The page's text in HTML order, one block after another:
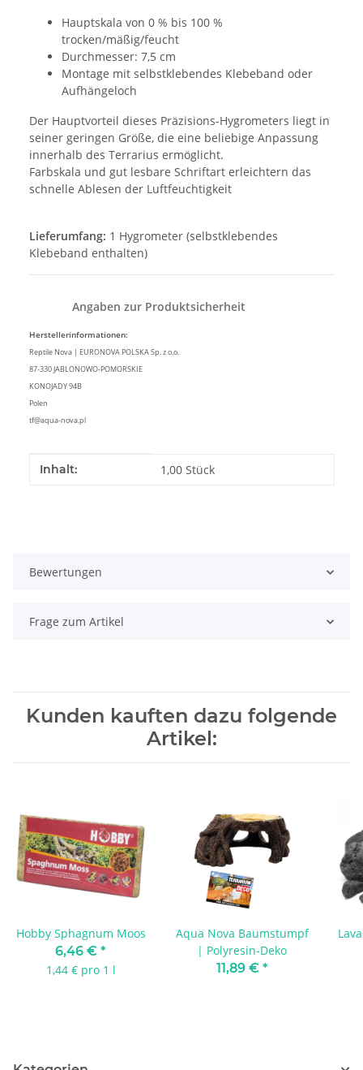
Hauptskala von 0 % bis 100 %
trocken/mäßig/feucht
Durchmesser: 7,5 cm
Montage mit selbstklebendes Klebeband oder
Aufhängeloch
Der Hauptvorteil dieses Präzisions-Hygrometers liegt in
seiner geringen Größe, die eine beliebige Anpassung
innerhalb des Terrarius ermöglicht.
Farbskala und gut lesbare Schriftart erleichtern das
schnelle Ablesen der Luftfeuchtigkeit
Lieferumfang: 1 Hygrometer (selbstklebendes
Klebeband enthalten)
Angaben zur Produktsicherheit
Herstellerinformationen:
Reptile Nova | EURONOVA POLSKA Sp. z o.o.
87-330 JABLONOWO-POMORSKIE
KONOJADY 94B
Polen
tf@aqua-nova.pl
Produkteigenschaft
Wert
Inhalt: 1,00 Stück
Bewertungen
Frage zum Artikel
Kunden kauften dazu folgende
Artikel:
Hobby Sphagnum Moos
6,46 € *
1,44 € pro 1 l
Aqua Nova Baumstumpf
| Polyresin-Deko
11,89 € *